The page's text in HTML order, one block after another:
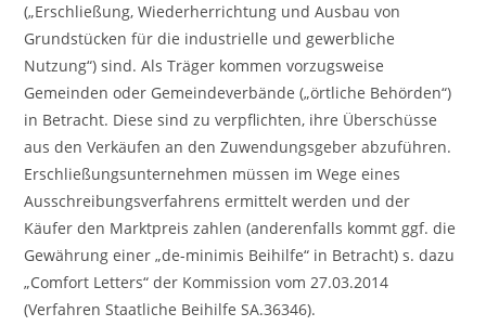
(„Erschließung, Wiederherrichtung und Ausbau von
Grundstücken für die industrielle und gewerbliche
Nutzung“) sind. Als Träger kommen vorzugsweise
Gemeinden oder Gemeindeverbände („örtliche Behörden“)
in Betracht. Diese sind zu verpflichten, ihre Überschüsse
aus den Verkäufen an den Zuwendungsgeber abzuführen.
Erschließungsunternehmen müssen im Wege eines
Ausschreibungsverfahrens ermittelt werden und der
Käufer den Marktpreis zahlen (anderenfalls kommt ggf. die
Gewährung einer „de-minimis Beihilfe“ in Betracht) s. dazu
„Comfort Letters“ der Kommission vom 27.03.2014
(Verfahren Staatliche Beihilfe SA.36346).